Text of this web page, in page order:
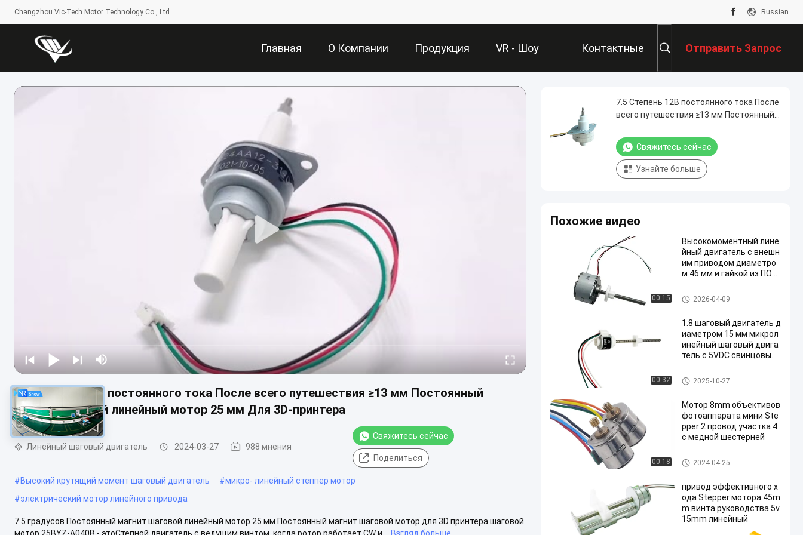
Changzhou Vic-Tech Motor Technology Co., Ltd. Russian
Главная
Страница
О Компании Продукция VR - Шоу Контактные
Данные
Отправить Запрос
7.5 Степень 12В постоянного тока После всего путешествия ≥13 мм Постоянный
магнит шаговой линейный мотор 25 мм Для 3D-принтера
Линейный шаговый двигатель 2024-03-27 988 мнения
Свяжитесь сейчас
Поделиться
#Высокий крутящий момент шаговый двигатель #микро- линейный степпер мотор
#электрический мотор линейного привода
7.5 градусов Постоянный магнит шаговой линейный мотор 25 мм Постоянный магнит шаговой мотор для 3D принтера шаговой
мотор 25BYZ-A040B - этоСтепной двигатель с ведущим винтом, когда ротор работает CW и...
Взгляд больше
7.5 Степень 12В постоянного тока После
всего путешествия ≥13 мм Постоянный
Для 3D-принтера
Свяжитесь сейчас
Узнайте больше
Похожие видео
00:15
Высокомоментный лине
йный двигатель с внешн
им приводом диаметро
м 46 мм и гайкой из ПОМ,
В постоянного тока
Линейный шаговый двигате
ль
2026-04-09
00:32
1.8 шаговый двигатель д
иаметром 15 мм микрол
инейный шаговый двига
тель с 5VDC свинцовым
астиковым скользящим
Линейный шаговый двигате
ль
2025-10-27
00:18
Мотор 8mm объективов
фотоаппарата мини Ste
pper 2 провод участка 4
с медной шестерней
Микро-шаговых двигателей
2024-04-25
привод эффективного х
ода Stepper мотора 45m
m винта руководства 5v
15mm линейный